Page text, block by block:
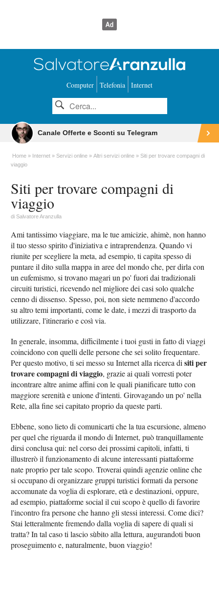
Computer Telefonia Internet
Canale Offerte e Sconti su Telegram
Home Internet Servizi online Altri servizi online
Siti per trovare compagni di
viaggio
Siti per trovare compagni di
viaggio
diSalvatore Aranzulla
Ami tantissimo viaggiare, ma le tue amicizie, ahimè, non hanno
il tuo stesso spirito d'iniziativa e intraprendenza. Quando vi
riunite per scegliere la meta, ad esempio, ti capita spesso di
puntare il dito sulla mappa in aree del mondo che, per dirla con
un eufemismo, si trovano magari un po' fuori dai tradizionali
circuiti turistici, ricevendo nel migliore dei casi solo qualche
cenno di dissenso. Spesso, poi, non siete nemmeno d'accordo
su altro temi importanti, come le date, i mezzi di trasporto da
utilizzare, l'itinerario e così via.
In generale, insomma, difficilmente i tuoi gusti in fatto di viaggi
coincidono con quelli delle persone che sei solito frequentare.
Per questo motivo, ti sei messo su Internet alla ricerca disiti per
trovare compagni di viaggio, grazie ai quali vorresti poter
incontrare altre anime affini con le quali pianificare tutto con
maggiore serenità e unione d'intenti. Girovagando un po' nella
Rete, alla fine sei capitato proprio da queste parti.
Ebbene, sono lieto di comunicarti che la tua escursione, almeno
per quel che riguarda il mondo di Internet, può tranquillamente
dirsi conclusa qui: nel corso dei prossimi capitoli, infatti, ti
illustrerò il funzionamento di alcune interessanti piattaforme
nate proprio per tale scopo. Troverai quindi agenzie online che
si occupano di organizzare gruppi turistici formati da persone
accomunate da voglia di esplorare, età e destinazioni, oppure,
ad esempio, piattaforme social il cui scopo è quello di favorire
l'incontro fra persone che hanno gli stessi interessi. Come dici?
Stai letteralmente fremendo dalla voglia di sapere di quali si
tratta? In tal caso ti lascio sùbito alla lettura, augurandoti buon
proseguimento e, naturalmente, buon viaggio!